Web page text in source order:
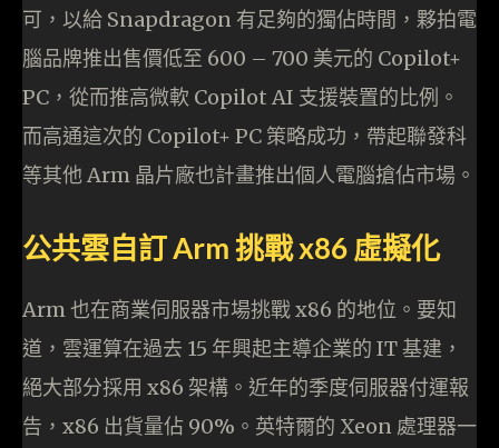
可，以給 Snapdragon 有足夠的獨佔時間，夥拍電
腦品牌推出售價低至 600 – 700 美元的 Copilot+
PC，從而推高微軟 Copilot AI 支援裝置的比例。
而高通這次的 Copilot+ PC 策略成功，帶起聯發科
等其他 Arm 晶片廠也計畫推出個人電腦搶佔市場。
公共雲自訂 Arm 挑戰 x86 虛擬化
Arm 也在商業伺服器市場挑戰 x86 的地位。要知
道，雲運算在過去 15 年興起主導企業的 IT 基建，
絕大部分採用 x86 架構。近年的季度伺服器付運報
告，x86 出貨量佔 90%。英特爾的 Xeon 處理器一